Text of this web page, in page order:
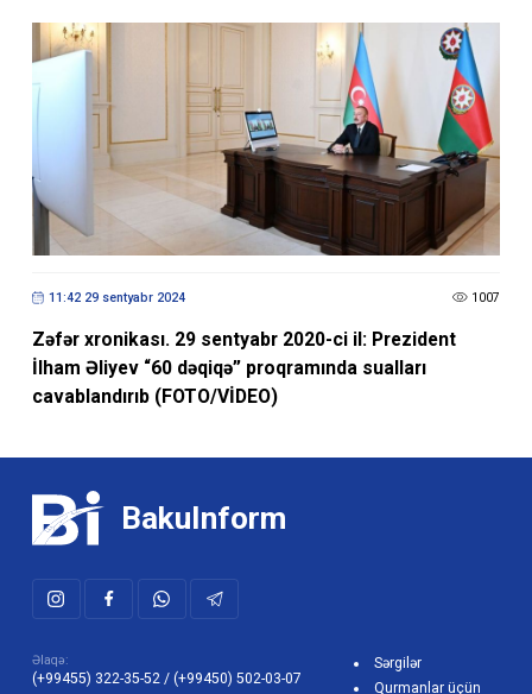
11:42 29 sentyabr 2024 1007
Zəfər xronikası. 29 sentyabr 2020-ci il: Prezident
İlham Əliyev “60 dəqiqə” proqramında sualları
cavablandırıb (FOTO/VİDEO)
BakuInform
Əlaqə:
(+99455) 322-35-52 / (+99450) 502-03-07
Sərgilər
Qurmanlar üçün